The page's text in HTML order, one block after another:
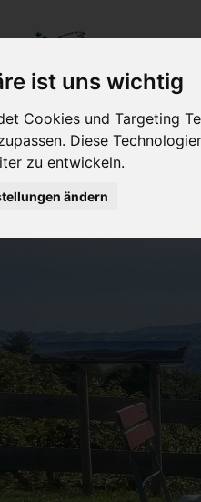
ist uns wichtig
Cookies und Targeting
Diese
zu entwickeln.
ändern
Frieden
Gerechtigkeit
Menschlichkeit